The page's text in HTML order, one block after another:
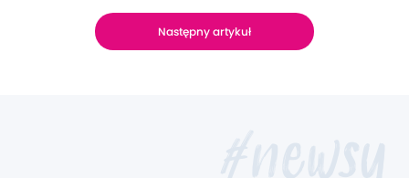
Następny artykuł